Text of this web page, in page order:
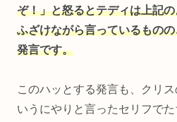
ぞ！」と怒るとテディは上記
ふざけながら言っているもの
発言です。
このハッとする発言も、クリ
いうにやりと言ったセリフで